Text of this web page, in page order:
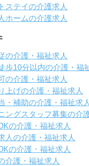
ステイの介護求人
ホームの介護求人
の介護・福祉求人
歩10分以内の介護・福
の介護・福祉求人
上げの介護・福祉求人
・補助の介護・福祉求人
ングスタッフ募集の介
の介護・福祉求人
人の介護・福祉求人
の介護・福祉求人
介護・福祉求人